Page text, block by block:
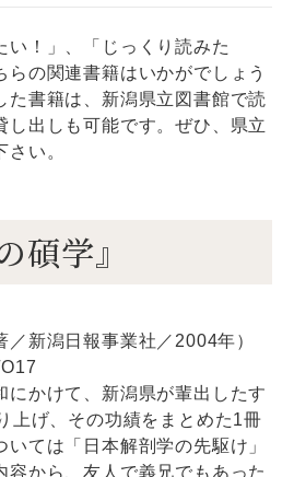
い！」、「じっくり読みた
らの関連書籍はいかがでしょう
た書籍は、新潟県立図書館で読
し出しも可能です。ぜひ、県立
い。
学』
／新潟日報事業社／2004年）
かけて、新潟県が輩出したす
上げ、その功績をまとめた1冊
ては「日本解剖学の先駆け」
容から、友人で義兄でもあった